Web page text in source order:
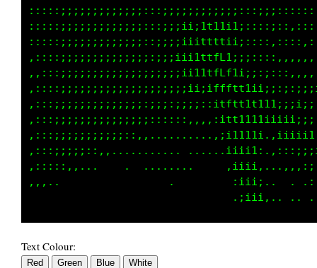
::;:::::::,,,,...  ....
:;;;;::,,...
:::,,...
..
Text Colour: